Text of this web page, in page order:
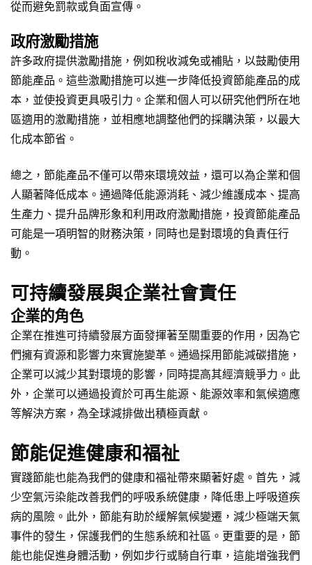
從而避免罰款或負面宣傳。
政府激勵措施
許多政府提供激勵措施，例如稅收減免或補貼，以鼓勵使用
節能產品。這些激勵措施可以進一步降低投資節能產品的成
本，並使投資更具吸引力。企業和個人可以研究他們所在地
區適用的激勵措施，並相應地調整他們的採購決策，以最大
化成本節省。
總之，節能產品不僅可以帶來環境效益，還可以為企業和個
人顯著降低成本。通過降低能源消耗、減少維護成本、提高
生產力、提升品牌形象和利用政府激勵措施，投資節能產品
可能是一項明智的財務決策，同時也是對環境的負責任行
動。
可持續發展與企業社會責任
企業的角色
企業在推進可持續發展方面發揮著至關重要的作用，因為它
們擁有資源和影響力來實施變革。通過採用節能減碳措施，
企業可以減少其對環境的影響，同時提高其經濟競爭力。此
外，企業可以通過投資於可再生能源、能源效率和氣候適應
等解決方案，為全球減排做出積極貢獻。
節能促進健康和福祉
實踐節能也能為我們的健康和福祉帶來顯著好處。首先，減
少空氣污染能改善我們的呼吸系統健康，降低患上呼吸道疾
病的風險。此外，節能有助於緩解氣候變遷，減少極端天氣
事件的發生，保護我們的生態系統和社區。更重要的是，節
能也能促進身體活動，例如步行或騎自行車，這能增強我們